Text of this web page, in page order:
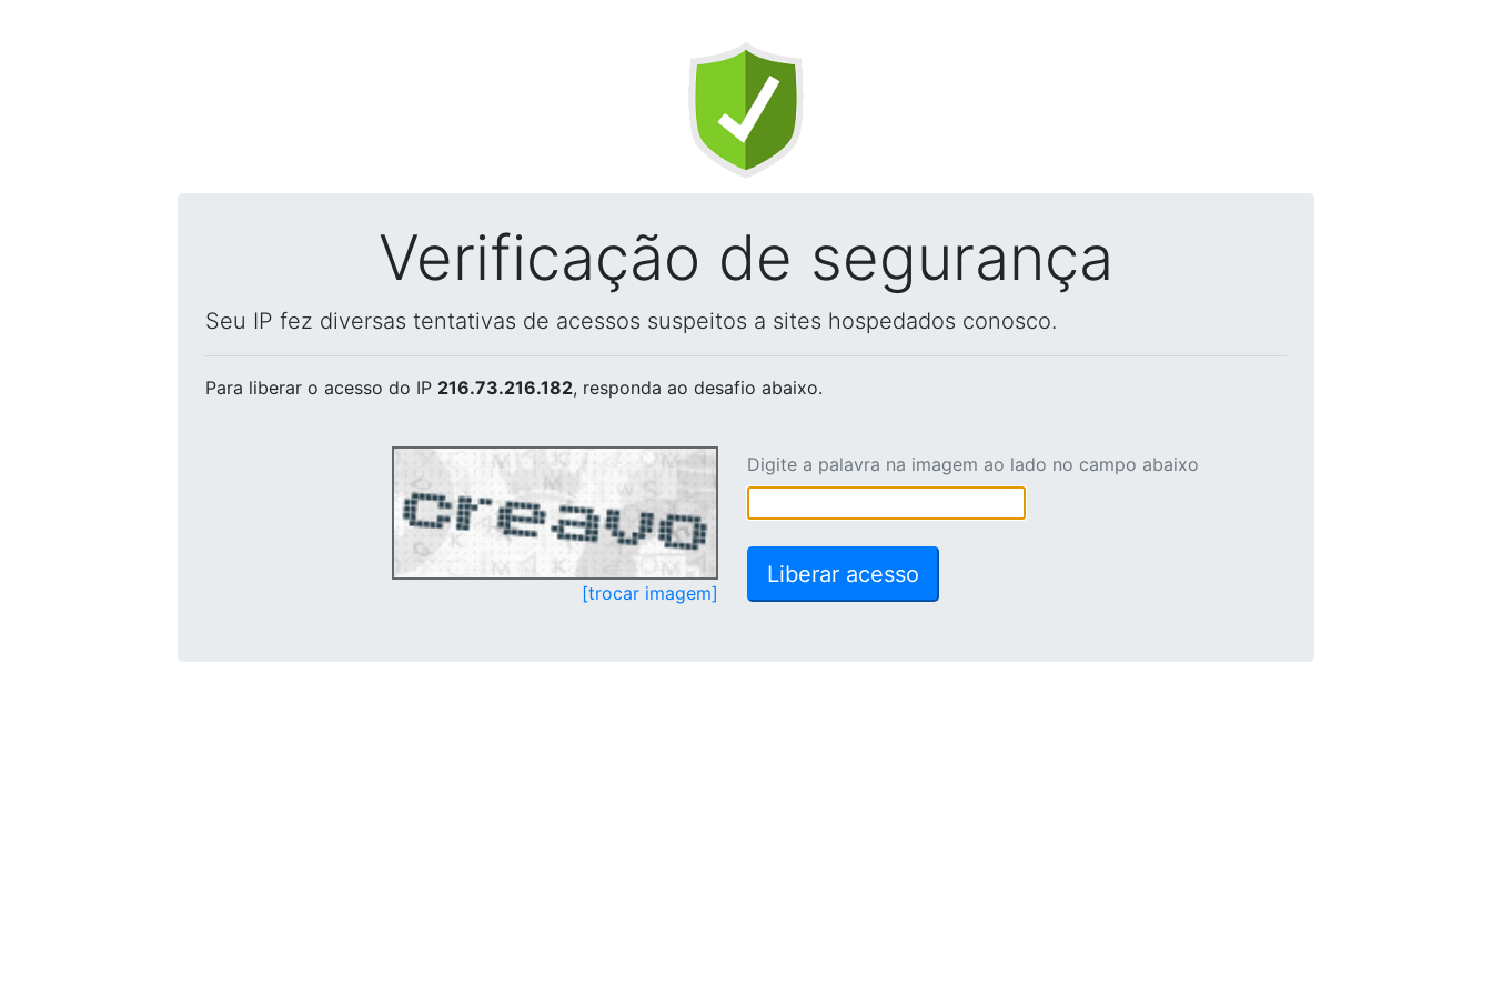
Verificação de segurança
Seu IP fez diversas tentativas de acessos suspeitos a sites hospedados conosco.
Para liberar o acesso do IP 216.73.216.182, responda ao desafio abaixo.
[trocar imagem]
Digite a palavra na imagem ao lado no campo abaixo